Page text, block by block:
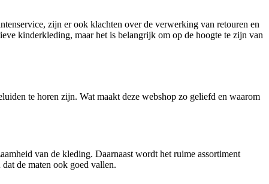
zijn er ook klachten over de verwerking van retouren en
kinderkleding, maar het is belangrijk om op de hoogte te zijn van
te horen zijn. Wat maakt deze webshop zo geliefd en waarom
van de kleding. Daarnaast wordt het ruime assortiment
de maten ook goed vallen.